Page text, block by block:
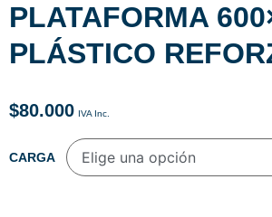
PLATAFORMA
PLÁSTICO
$80.000
CARGA